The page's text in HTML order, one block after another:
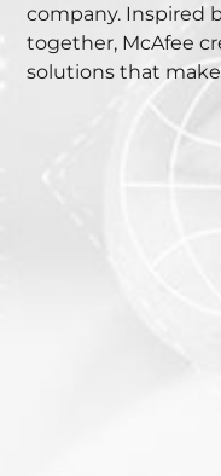
company. Inspired
together, McAfee
solutions that